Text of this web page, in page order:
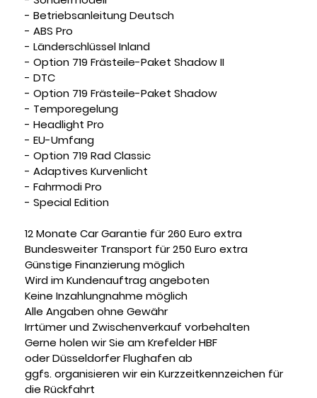
- Betriebsanleitung Deutsch
- ABS Pro
- Länderschlüssel Inland
- Option 719 Frästeile-Paket Shadow II
- DTC
- Option 719 Frästeile-Paket Shadow
- Temporegelung
- Headlight Pro
- EU-Umfang
- Option 719 Rad Classic
- Adaptives Kurvenlicht
- Fahrmodi Pro
- Special Edition
12 Monate Car Garantie für 260 Euro extra
Bundesweiter Transport für 250 Euro extra
Günstige Finanzierung möglich
Wird im Kundenauftrag angeboten
Keine Inzahlungnahme möglich
Alle Angaben ohne Gewähr
Irrtümer und Zwischenverkauf vorbehalten
Gerne holen wir Sie am Krefelder HBF
oder Düsseldorfer Flughafen ab
ggfs. organisieren wir ein Kurzzeitkennzeichen für
die Rückfahrt